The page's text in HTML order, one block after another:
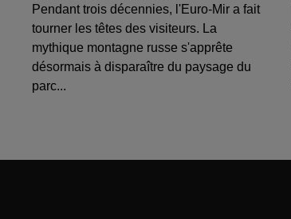
Pendant trois décennies, l'Euro-Mir a fait
tourner les têtes des visiteurs. La
mythique montagne russe s'apprête
désormais à disparaître du paysage du
parc...